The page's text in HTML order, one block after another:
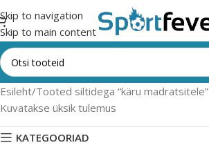
Skip to navigation
Skip to main content
Esileht Tooted siltidega “käru madratsitele”
Kuvatakse üksik tulemus
KATEGOORIAD